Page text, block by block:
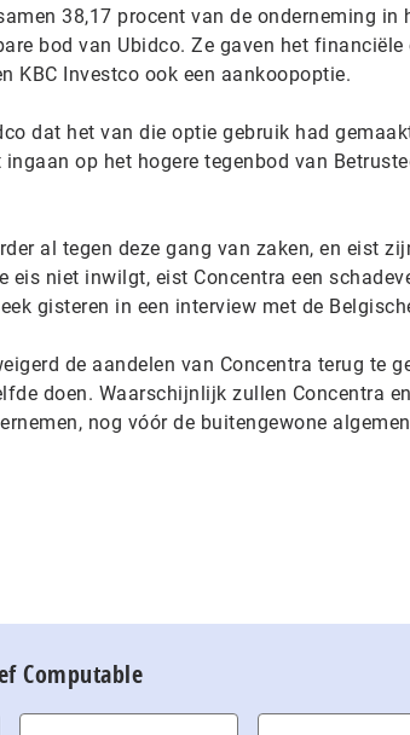
38,17 procent van de onderneming in
bod van Ubidco. Ze gaven het
KBC Investco ook een aankoopoptie.
dat het van die optie gebruik had
op het hogere tegenbod van
al tegen deze gang van zaken, en eist
eis niet inwilgt, eist Concentra een
gisteren in een interview met de
de aandelen van Concentra terug te
doen. Waarschijnlijk zullen Concentra
nog vóór de buitengewone
Computable